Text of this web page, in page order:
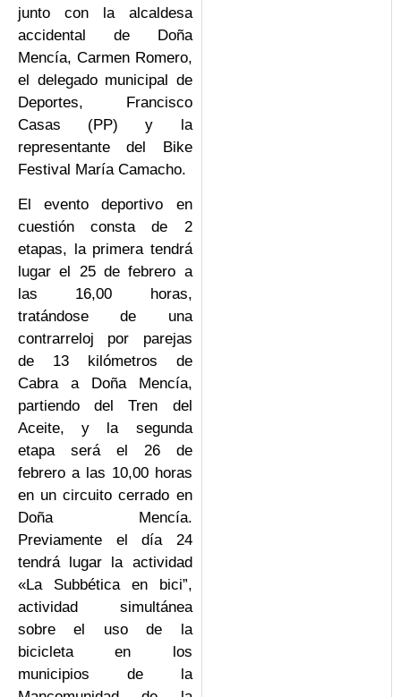
junto con la alcaldesa
accidental de Doña
Mencía, Carmen Romero,
el delegado municipal de
Deportes, Francisco
Casas (PP) y la
representante del Bike
Festival María Camacho.
El evento deportivo en
cuestión consta de 2
etapas, la primera tendrá
lugar el 25 de febrero a
las 16,00 horas,
tratándose de una
contrarreloj por parejas
de 13 kilómetros de
Cabra a Doña Mencía,
partiendo del Tren del
Aceite, y la segunda
etapa será el 26 de
febrero a las 10,00 horas
en un circuito cerrado en
Doña Mencía.
Previamente el día 24
tendrá lugar la actividad
«La Subbética en bici”,
actividad simultánea
sobre el uso de la
bicicleta en los
municipios de la